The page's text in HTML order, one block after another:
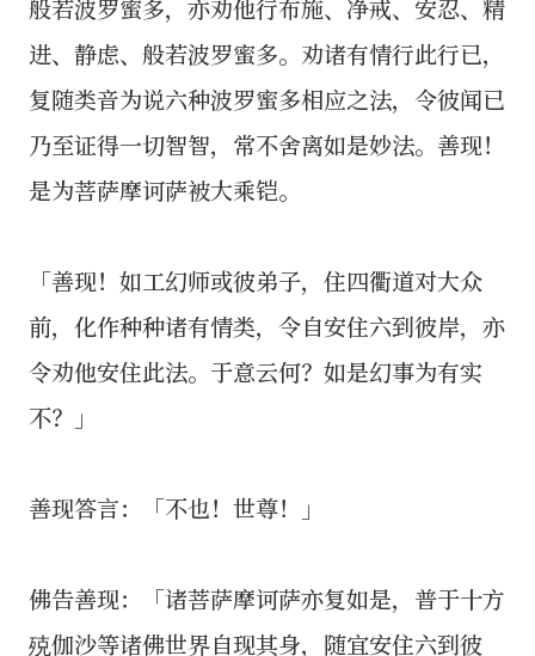
般若波罗蜜多，亦劝他行布施、净戒、安忍、精
进、静虑、般若波罗蜜多。劝诸有情行此行已，
复随类音为说六种波罗蜜多相应之法，令彼闻已
乃至证得一切智智，常不舍离如是妙法。善现！
是为菩萨摩诃萨被大乘铠。
「善现！如工幻师或彼弟子，住四衢道对大众
前，化作种种诸有情类，令自安住六到彼岸，亦
令劝他安住此法。于意云何？如是幻事为有实
不？」
善现答言：「不也！世尊！」
佛告善现：「诸菩萨摩诃萨亦复如是，普于十方
殑伽沙等诸佛世界自现其身，随宜安住六到彼